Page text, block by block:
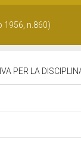
1956, n.860)
PER LA